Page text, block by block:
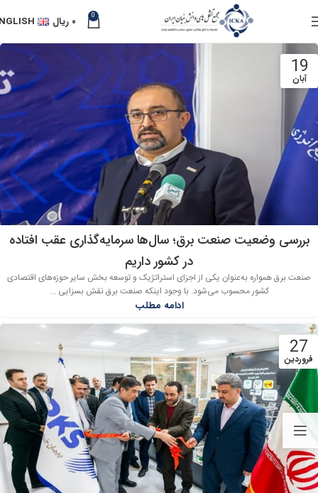
0 ۰ ریال
19
آبان
بررسی وضعیت صنعت برق؛ سال‌ها سرمایه‌گذاری عقب افتاده
در کشور داریم
صنعت برق همواره به‌عنوان یکی از اجزای استراتژیک و توسعه بخش سایر حوزه‌های اقتصادی
کشور محسوب می‌شود. با وجود اینکه صنعت برق نقش بسزایی ...
ادامه مطلب
27
فروردین